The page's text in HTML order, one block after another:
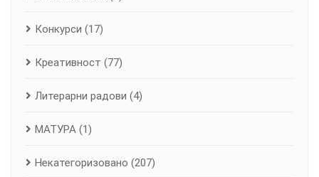
Конкурси (17)
Креативност (77)
Литерарни радови (4)
МАТУРА (1)
Некатегоризовано (207)